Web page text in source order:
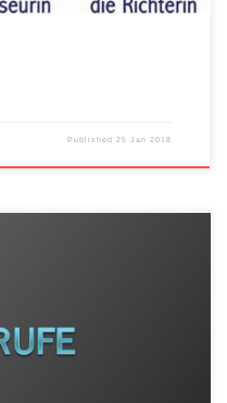
Published25 Jan 2018